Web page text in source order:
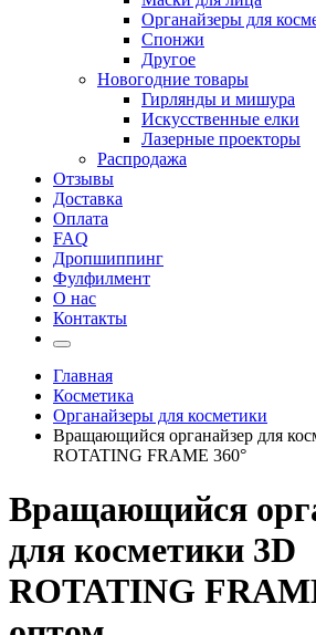
Органайзеры для
Спонжи
Другое
Новогодние товары
Гирлянды и мишура
Искусственные елки
Лазерные проекторы
Распродажа
Отзывы
Доставка
Оплата
FAQ
Дропшиппинг
Фулфилмент
О нас
Контакты
Главная
Косметика
Органайзеры для косметики
Вращающийся органайзер для
ROTATING FRAME 360°
Вращающийся
для косметики 3D
ROTATING